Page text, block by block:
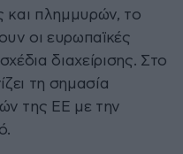
και πλημμυρών, το
οι ευρωπαϊκές
διαχείρισης. Στο
τη σημασία
της ΕΕ με την